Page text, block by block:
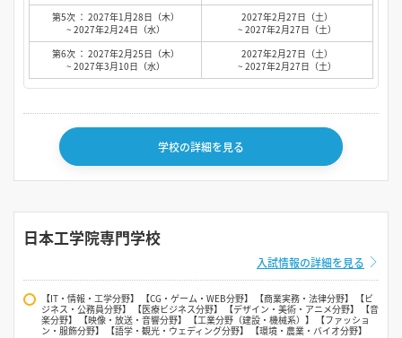
第5次 ： 2027年1月28日（木）
~ 2027年2月24日（水）
2027年2月27日（土）
~ 2027年2月27日（土）
第6次 ： 2027年2月25日（木）
~ 2027年3月10日（水）
2027年2月27日（土）
~ 2027年2月27日（土）
学校の詳細を見る
日本工学院専門学校
入試情報の詳細を見る
【IT・情報・工学分野】 【CG・ゲーム・WEB分野】 【商業実務・法律分野】 【ビ
ジネス・公務員分野】 【医療ビジネス分野】 【デザイン・美術・アニメ分野】 【音
楽分野】 【映像・放送・音響分野】 【工業分野（建設・機械系）】 【ファッショ
ン・服飾分野】 【語学・観光・ウェディング分野】 【環境・農業・バイオ分野】